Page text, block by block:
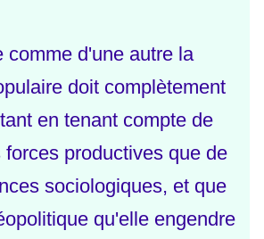
comme d'une autre la
doit complètement
en tenant compte de
productives que de
sociologiques, et que
qu'elle engendre